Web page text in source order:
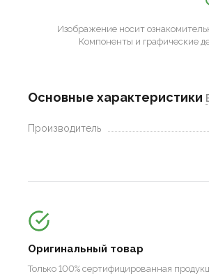
Изображение носит
Компоненты и графические
Основные характеристики
Производитель
Оригинальный товар
Только 100% сертифицированная